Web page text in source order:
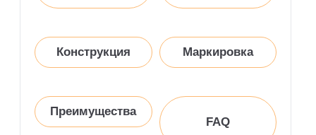
Конструкция Маркировка
Преимущества
FAQ